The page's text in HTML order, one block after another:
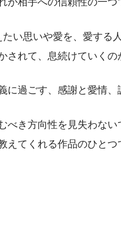
い思いや愛を、愛す
れて、息続けていくの
に過ごす、感謝と愛情
べき方向性を見失わな
えてくれる作品のひとつ